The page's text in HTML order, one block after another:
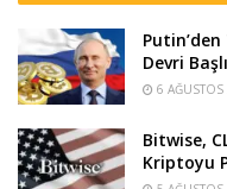
Devri
6
Bitwise,
Kriptoyu